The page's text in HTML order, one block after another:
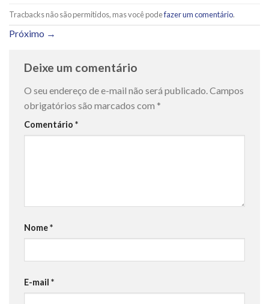
Tracbacks não são permitidos, mas você podefazer um comentário.
Próximo →
Deixe um comentário
O seu endereço de e-mail não será publicado.Campos
obrigatórios são marcados com *
Comentário *
Nome*
E-mail *